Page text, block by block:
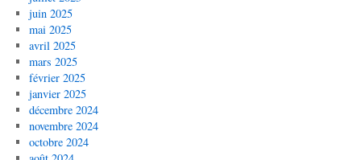
juin 2025
mai 2025
avril 2025
mars 2025
février 2025
janvier 2025
décembre 2024
novembre 2024
octobre 2024